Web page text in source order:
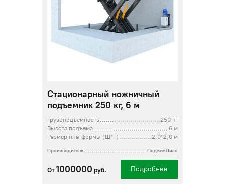
Стационарный ножничный
подъемник 250 кг, 6 м
Грузоподъемность
250 кг
Высота подъема
6 м
Размер платформы (Ш*Г)
2,0*2,0 м
Производитель ПодъемЛифт
От 1000000 руб. Подробнее